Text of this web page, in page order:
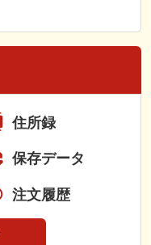
住所録
保存データ
注文履歴